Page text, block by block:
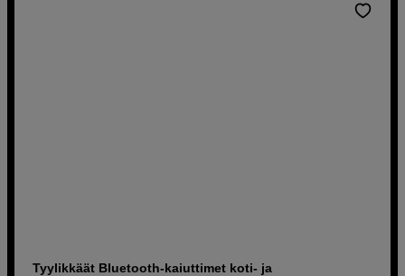
Tyylikkäät Bluetooth-kaiuttimet koti- ja